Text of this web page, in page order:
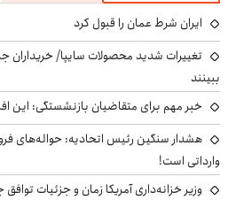
ایران شرط عمان را قبول کرد
ببینند
خبر مهم برای متقاضیان بازنشستگی: این افراد باید ۵ سال
هشدار سنگین رئیس اتحادیه: حواله‌های
وارداتی است!
وزیر خزانه‌داری آمریکا زمان و جزئیات توافق